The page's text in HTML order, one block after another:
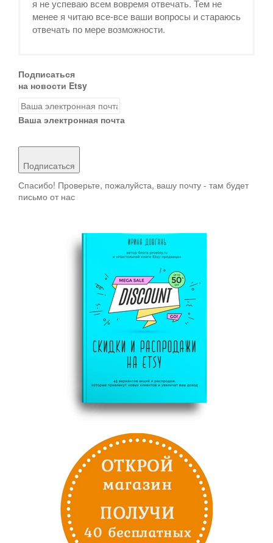
я не успеваю всем вовремя отвечать. Тем не
менее я читаю все-все ваши вопросы и стараюсь
отвечать по мере возможности.
Подписаться
на новости Etsy
Ваша электронная почта
Подписаться
Спасибо! Проверьте, пожалуйста, вашу почту - там будет
письмо от нас